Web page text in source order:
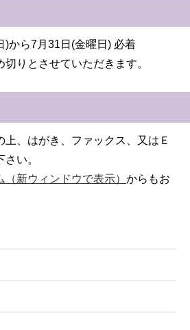
)から7月31日(金曜日) 必着
りとさせていただきます。
上、はがき、ファックス、又はＥ
い。
（新ウィンドウで表示）からもお